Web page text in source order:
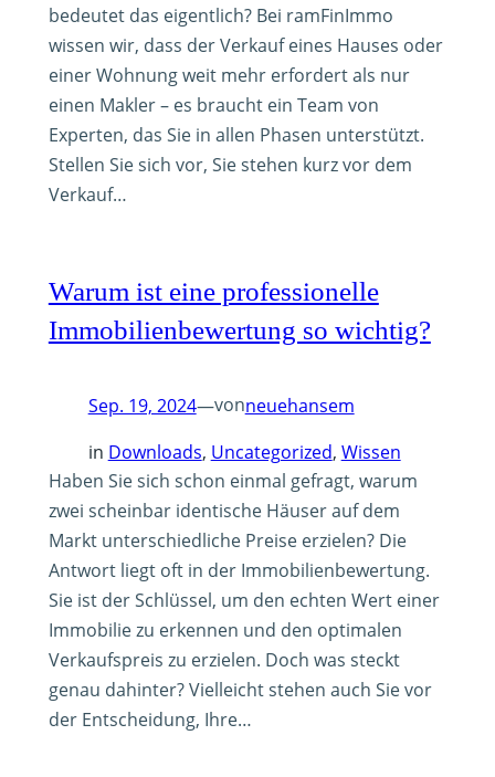
bedeutet das eigentlich? Bei ramFinImmo
wissen wir, dass der Verkauf eines Hauses oder
einer Wohnung weit mehr erfordert als nur
einen Makler – es braucht ein Team von
Experten, das Sie in allen Phasen unterstützt.
Stellen Sie sich vor, Sie stehen kurz vor dem
Verkauf…
Warum ist eine professionelle
Immobilienbewertung so wichtig?
Sep. 19, 2024—vonneuehansem
in Downloads, Uncategorized, Wissen
Haben Sie sich schon einmal gefragt, warum
zwei scheinbar identische Häuser auf dem
Markt unterschiedliche Preise erzielen? Die
Antwort liegt oft in der Immobilienbewertung.
Sie ist der Schlüssel, um den echten Wert einer
Immobilie zu erkennen und den optimalen
Verkaufspreis zu erzielen. Doch was steckt
genau dahinter? Vielleicht stehen auch Sie vor
der Entscheidung, Ihre…